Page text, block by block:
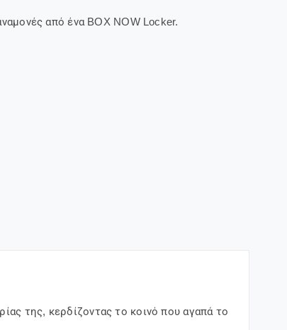
από ένα BOX NOW Locker.
της, κερδίζοντας το κοινό που αγαπά το